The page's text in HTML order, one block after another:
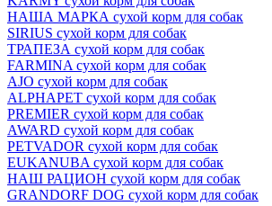
НАША МАРКА сухой корм для собак
SIRIUS сухой корм для собак
ТРАПЕЗА сухой корм для собак
FARMINA сухой корм для собак
AJO сухой корм для собак
ALPHAPET сухой корм для собак
PREMIER сухой корм для собак
AWARD сухой корм для собак
PETVADOR сухой корм для собак
EUKANUBA сухой корм для собак
НАШ РАЦИОН сухой корм для собак
GRANDORF DOG сухой корм для собак